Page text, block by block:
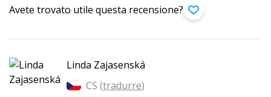
Avete trovato utile questa recensione?
Linda Zajasenská
CS (tradurre)